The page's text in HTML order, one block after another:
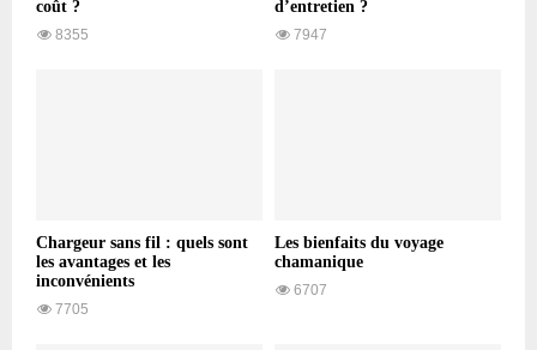
coût ?
8355
d’entretien ?
7947
Chargeur sans fil : quels sont
les avantages et les
inconvénients
7705
Les bienfaits du voyage
chamanique
6707